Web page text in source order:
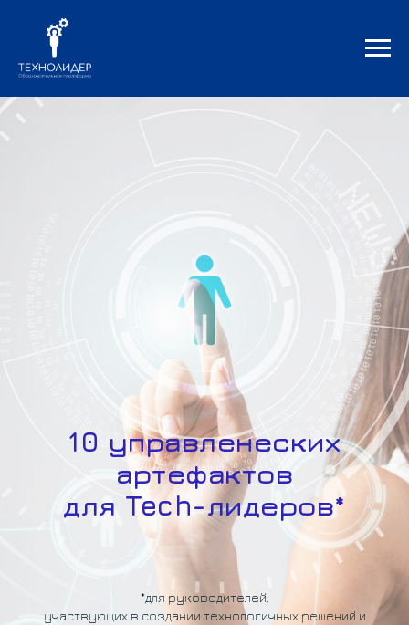
10 управленеских
артефактов
для Tech-лидеров*
*для руководителей,
участвующих в создании технологичных решений и